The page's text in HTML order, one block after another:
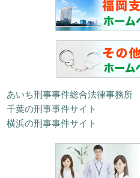
あいち刑事事件総合法律事務所
千葉の刑事事件サイト
横浜の刑事事件サイト